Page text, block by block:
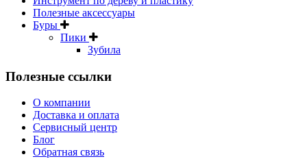
Полезные аксессуары
Буры
Пики
Зубила
Полезные ссылки
О компании
Доставка и оплата
Сервисный центр
Блог
Обратная связь